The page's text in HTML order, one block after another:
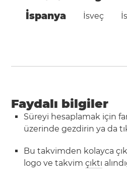
İspanya İsveç
Faydalı bilgiler
Süreyi hesaplamak için
üzerinde gezdirin ya da
Bu takvimden kolayca
logo ve takvimçıktı